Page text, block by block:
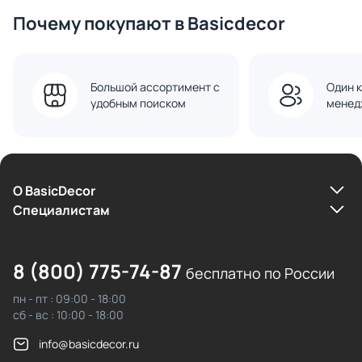
Почему покупают в Basicdecor
Большой ассортимент с
удобным поиском
Один
О BasicDecor
Cпециалистам
8 (800) 775-74-87 бесплатно по России
пн - пт : 09:00 - 18:00
сб - вс : 10:00 - 18:00
info@basicdecor.ru